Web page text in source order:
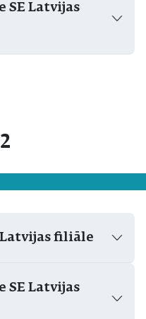
SE Latvijas
Latvijas filiāle
SE Latvijas